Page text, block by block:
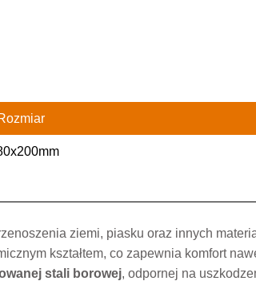
ziemi, piasku oraz innych
kształtem, co zapewnia komfort
stali borowej, odpornej na